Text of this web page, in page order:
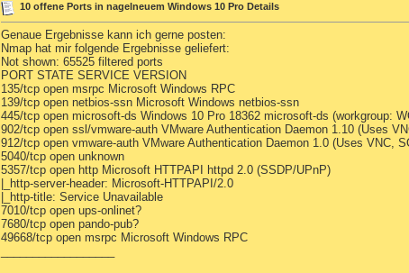
10 offene Ports in nagelneuem Windows 10 Pro Details
Genaue Ergebnisse kann ich gerne posten:
Nmap hat mir folgende Ergebnisse geliefert:
Not shown: 65525 filtered ports
PORT STATE SERVICE VERSION
135/tcp open msrpc Microsoft Windows RPC
139/tcp open netbios-ssn Microsoft Windows netbios-ssn
445/tcp open microsoft-ds Windows 10 Pro 18362 microsoft-ds (workgroup:
902/tcp open ssl/vmware-auth VMware Authentication Daemon 1.10 (Uses
912/tcp open vmware-auth VMware Authentication Daemon 1.0 (Uses VNC,
5040/tcp open unknown
5357/tcp open http Microsoft HTTPAPI httpd 2.0 (SSDP/UPnP)
|_http-server-header: Microsoft-HTTPAPI/2.0
|_http-title: Service Unavailable
7010/tcp open ups-onlinet?
7680/tcp open pando-pub?
49668/tcp open msrpc Microsoft Windows RPC